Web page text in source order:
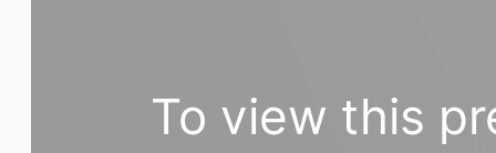
To view this